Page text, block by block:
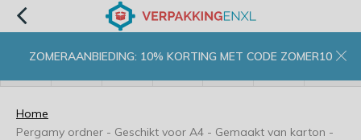
ZOMERAANBIEDING: 10% KORTING MET CODE ZOMER10
Home
Pergamy ordner - Geschikt voor A4 - Gemaakt van karton -